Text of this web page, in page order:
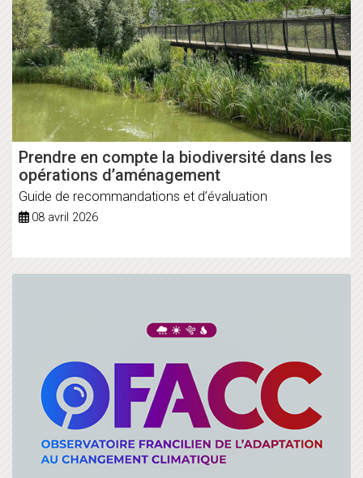
Prendre en compte la biodiversité dans les
opérations d’aménagement
Guide de recommandations et d’évaluation
08 avril 2026